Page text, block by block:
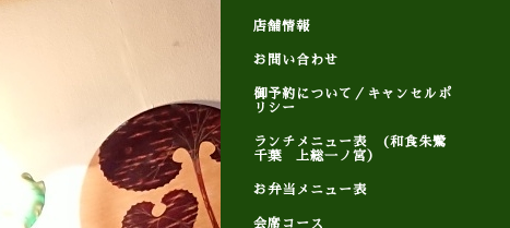
店舗情報
お問い合わせ
御予約について／キャンセルポ
リシー
ランチメニュー表 (和食朱鷺
千葉 上総一ノ宮）
お弁当メニュー表
会席コース